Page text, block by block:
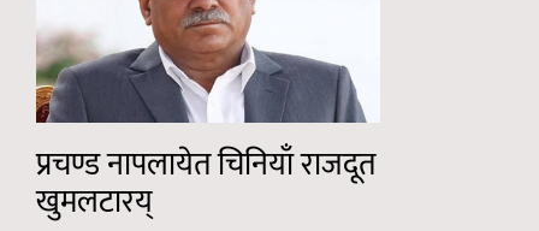
प्रचण्ड नापलायेत चिनियाँ राजदूत
खुमलटारय्